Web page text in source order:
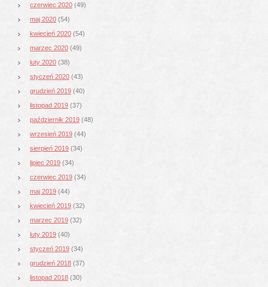
czerwiec 2020 (49)
maj 2020 (54)
kwiecień 2020 (54)
marzec 2020 (49)
luty 2020 (38)
styczeń 2020 (43)
grudzień 2019 (40)
listopad 2019 (37)
październik 2019 (48)
wrzesień 2019 (44)
sierpień 2019 (34)
lipiec 2019 (34)
czerwiec 2019 (34)
maj 2019 (44)
kwiecień 2019 (32)
marzec 2019 (32)
luty 2019 (40)
styczeń 2019 (34)
grudzień 2018 (37)
listopad 2018 (30)